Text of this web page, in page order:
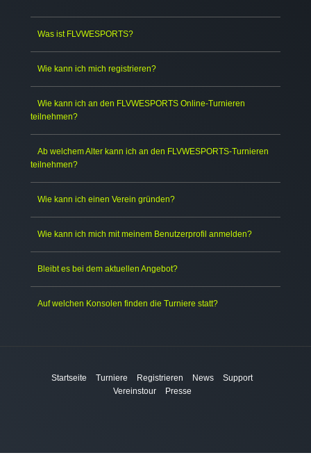
Was ist FLVWESPORTS?
Wie kann ich mich registrieren?
Wie kann ich an den FLVWESPORTS Online-Turnieren
teilnehmen?
Ab welchem Alter kann ich an den FLVWESPORTS-Turnieren
teilnehmen?
Wie kann ich einen Verein gründen?
Wie kann ich mich mit meinem Benutzerprofil anmelden?
Bleibt es bei dem aktuellen Angebot?
Auf welchen Konsolen finden die Turniere statt?
Startseite Turniere Registrieren News
Support
Vereinstour
Presse